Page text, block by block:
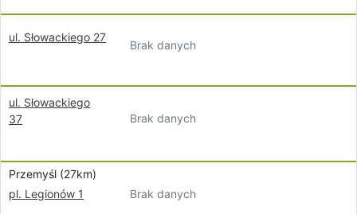
ul. Słowackiego 27
Brak danych
ul. Słowackiego
37
Brak danych
Przemyśl (27km)
pl. Legionów 1
Brak danych